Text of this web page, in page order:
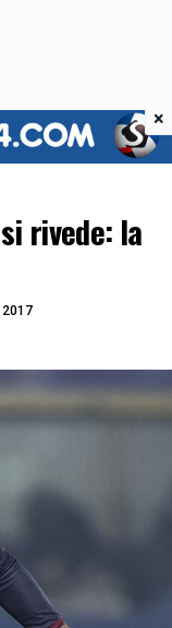
rivede: la
2017
×